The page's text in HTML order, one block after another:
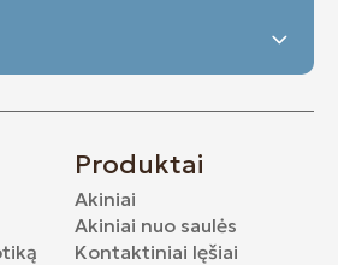
Produktai
Akiniai
Akiniai nuo saulės
Kontaktiniai lęšiai